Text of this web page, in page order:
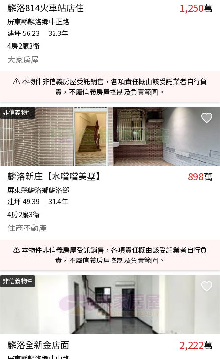
麟洛814火車站店住 1,250萬
屏東縣麟洛鄉中正路
建坪 56.23
32.3年
4房2廳3衛
大家房屋
⚠️ 本物件非信義房屋受託銷售，各項責任概由該受託業者自行負
責，不屬信義房屋控制及負責範圍。
非信義物件
麟洛新庄【水噹噹美墅】 898萬
屏東縣麟洛鄉麟洛鄉
建坪 49.39
31.4年
4房2廳3衛
住商不動產
⚠️ 本物件非信義房屋受託銷售，各項責任概由該受託業者自行負
責，不屬信義房屋控制及負責範圍。
非信義物件
麟洛全新金店面 2,222萬